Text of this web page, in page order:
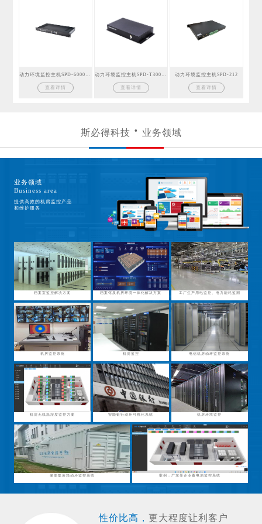
查看详情 查看详情
动力环境监控主机SPD-212
查看详情
斯必得科技 业务领域
业务领域
Business area
提供高效的机房监控产品
和维护服务
档案室监控解决方案 档案馆及机房环境一体化解决方案 工厂生产用电监控、电力能耗监测
机房监控系统 机房监控 电信机房动环监控系统
机房无线温湿度监控方案 智能银行动环可视化系统 机房环境监控
储能集装箱动环监控系统 案例：广东某企业蓄电池监控系统
性价比高， 更大程度让利客户